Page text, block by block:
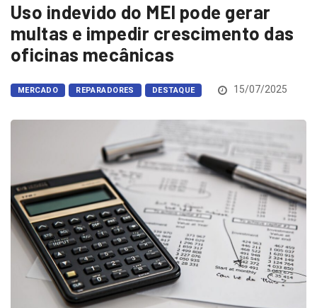
Uso indevido do MEI pode gerar
multas e impedir crescimento das
oficinas mecânicas
MERCADO REPARADORES DESTAQUE 15/07/2025